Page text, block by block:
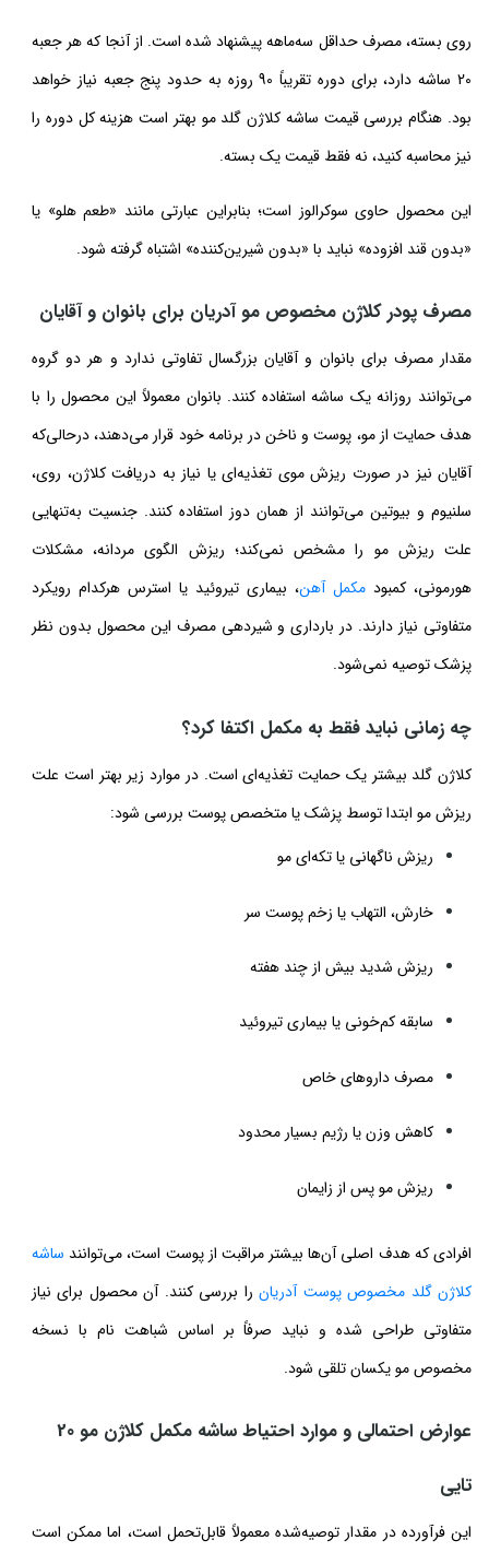
روی بسته، مصرف حداقل سه‌ماهه پیشنهاد شده است. از آنجا که هر جعبه
20 ساشه دارد، برای دوره تقریباً 90 روزه به حدود پنج جعبه نیاز خواهد
بود. هنگام بررسی قیمت ساشه کلاژن گلد مو بهتر است هزینه کل دوره را
نیز محاسبه کنید، نه فقط قیمت یک بسته.
این محصول حاوی سوکرالوز است؛ بنابراین عبارتی مانند «طعم هلو» یا
«بدون قند افزوده» نباید با «بدون شیرین‌کننده» اشتباه گرفته شود.
مصرف پودر کلاژن مخصوص مو آدریان برای بانوان و آقایان
مقدار مصرف برای بانوان و آقایان بزرگسال تفاوتی ندارد و هر دو گروه
می‌توانند روزانه یک ساشه استفاده کنند. بانوان معمولاً این محصول را با
هدف حمایت از مو، پوست و ناخن در برنامه خود قرار می‌دهند، درحالی‌که
آقایان نیز در صورت ریزش موی تغذیه‌ای یا نیاز به دریافت کلاژن، روی،
سلنیوم و بیوتین می‌توانند از همان دوز استفاده کنند. جنسیت به‌تنهایی
علت ریزش مو را مشخص نمی‌کند؛ ریزش الگوی مردانه، مشکلات
هورمونی، کمبود مکمل آهن، بیماری تیروئید یا استرس هرکدام رویکرد
متفاوتی نیاز دارند. در بارداری و شیردهی مصرف این محصول بدون نظر
پزشک توصیه نمی‌شود.
چه زمانی نباید فقط به مکمل اکتفا کرد؟
کلاژن گلد بیشتر یک حمایت تغذیه‌ای است. در موارد زیر بهتر است علت
ریزش مو ابتدا توسط پزشک یا متخصص پوست بررسی شود:
ریزش ناگهانی یا تکه‌ای مو
خارش، التهاب یا زخم پوست سر
ریزش شدید بیش از چند هفته
سابقه کم‌خونی یا بیماری تیروئید
مصرف داروهای خاص
کاهش وزن یا رژیم بسیار محدود
ریزش مو پس از زایمان
افرادی که هدف اصلی آن‌ها بیشتر مراقبت از پوست است، می‌توانند ساشه
کلاژن گلد مخصوص پوست آدریانرا بررسی کنند. آن محصول برای نیاز
متفاوتی طراحی شده و نباید صرفاً بر اساس شباهت نام با نسخه
مخصوص مو یکسان تلقی شود.
عوارض احتمالی و موارد احتیاط ساشه مکمل کلاژن مو 20
تایی
این فرآورده در مقدار توصیه‌شده معمولاً قابل‌تحمل است، اما ممکن است